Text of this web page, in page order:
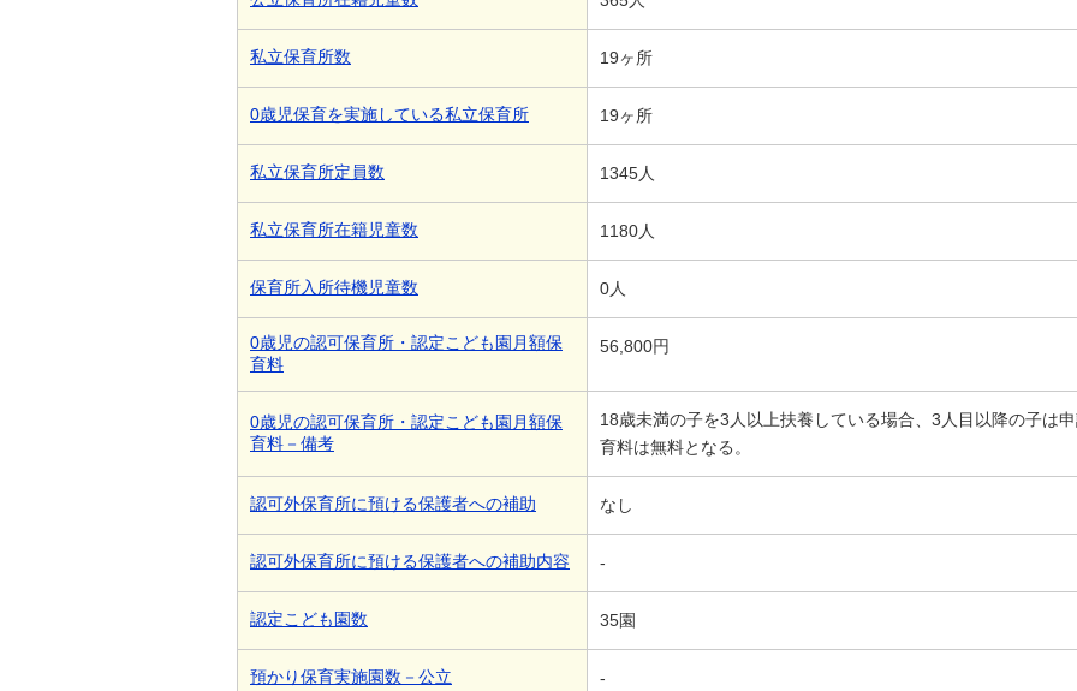
私立保育所数 19ヶ所
0歳児保育を実施している私立保育所 19ヶ所
私立保育所定員数 1345人
私立保育所在籍児童数 1180人
保育所入所待機児童数 0人
0歳児の認可保育所・認定こども園月額保
育料
56,800円
0歳児の認可保育所・認定こども園月額保
育料－備考
18歳未満の子を3人以上扶養している場合、3人目以降の子は
育料は無料となる。
認可外保育所に預ける保護者への補助 なし
認可外保育所に預ける保護者への補助内容 -
認定こども園数 35園
預かり保育実施園数－公立 -